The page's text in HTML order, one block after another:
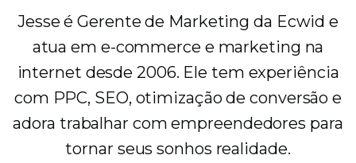
Jesse é Gerente de Marketing da Ecwid e
atua em e-commerce e marketing na
internet desde 2006. Ele tem experiência
com PPC, SEO, otimização de conversão e
adora trabalhar com empreendedores para
tornar seus sonhos realidade.